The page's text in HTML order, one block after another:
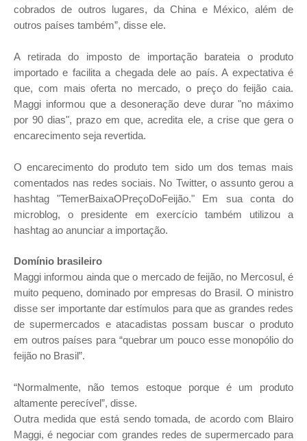
cobrados de outros lugares, da China e México, além de
outros países também”, disse ele.
A retirada do imposto de importação barateia o produto
importado e facilita a chegada dele ao país. A expectativa é
que, com mais oferta no mercado, o preço do feijão caia.
Maggi informou que a desoneração deve durar "no máximo
por 90 dias", prazo em que, acredita ele, a crise que gera o
encarecimento seja revertida.
O encarecimento do produto tem sido um dos temas mais
comentados nas redes sociais. No Twitter, o assunto gerou a
hashtag "TemerBaixaOPreçoDoFeijão." Em sua conta do
microblog, o presidente em exercício também utilizou a
hashtag ao anunciar a importação.
Domínio brasileiro
Maggi informou ainda que o mercado de feijão, no Mercosul, é
muito pequeno, dominado por empresas do Brasil. O ministro
disse ser importante dar estímulos para que as grandes redes
de supermercados e atacadistas possam buscar o produto
em outros países para “quebrar um pouco esse monopólio do
feijão no Brasil”.
“Normalmente, não temos estoque porque é um produto
altamente perecível”, disse.
Outra medida que está sendo tomada, de acordo com Blairo
Maggi, é negociar com grandes redes de supermercado para